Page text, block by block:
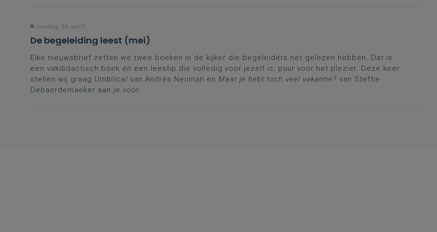
zondag 26 april
De begeleiding leest (mei)
Elke nieuwsbrief zetten we twee boeken in de kijker die begeleiders net gelezen hebben. Dat is
een vakdidactisch boek én een leestip die volledig voor jezelf is, puur voor het plezier. Deze keer
stellen wij graag Umbilical van Andrés Neuman en Maar je hebt toch veel vakantie? van Steffie
Debaerdemaeker aan je voor.